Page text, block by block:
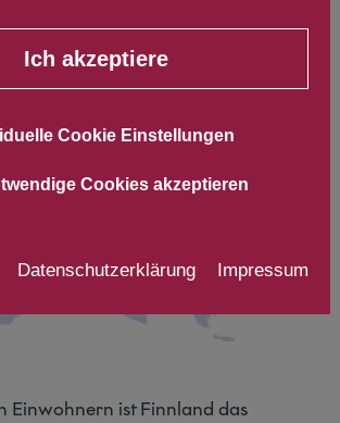
Ich akzeptiere
Cookie Einstellungen
Cookies akzeptieren
Datenschutzerklärung Impressum
Einwohnern ist Finnland das